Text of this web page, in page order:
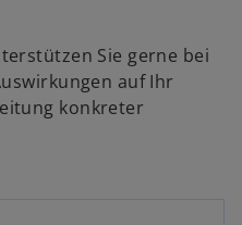
Sie gerne bei
auf Ihr
konkreter